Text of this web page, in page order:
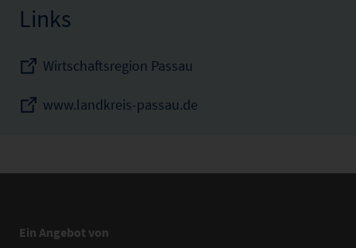
Links
Wirtschaftsregion Passau
www.landkreis-passau.de
Ein Angebot von